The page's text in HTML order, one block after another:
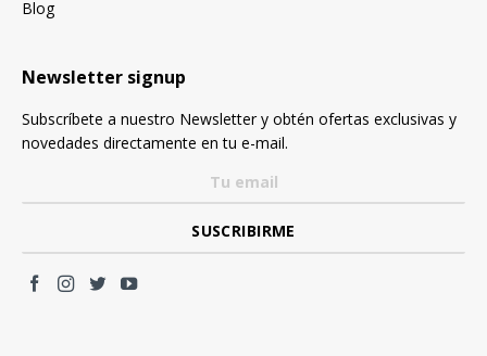
Blog
Newsletter signup
Subscríbete a nuestro Newsletter y obtén ofertas exclusivas y
novedades directamente en tu e-mail.